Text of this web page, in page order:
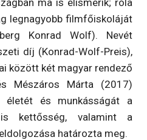
legnagyobb filmfőiskoláját
Konrad Wolf). Nevét
díj (Konrad-Wolf-Preis),
között két magyar rendező
Mészáros Márta (2017)
életét és munkásságát a
kettősség, valamint a
határozta meg.